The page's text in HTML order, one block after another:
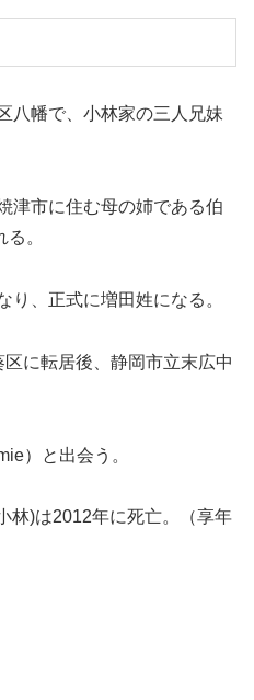
八幡で、小林家の三人兄妹
津市に住む母の姉である伯
。
り、正式に増田姓になる。
に転居後、静岡市立末広中
）と出会う。
林)は2012年に死亡。（享年